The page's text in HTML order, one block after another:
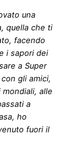
una
quella che ti
facendo
i sapori dei
a Super
gli amici,
alle
a
ho
fuori il